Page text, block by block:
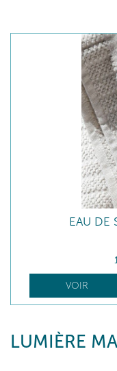
EAU DE
VOIR
LUMIÈRE